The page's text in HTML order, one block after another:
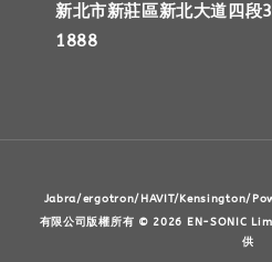
新北市新莊區新北大道四
1888
Jabra/ergotron/HAVIT/Kensington/
有限公司版權所有 © 2026 EN-SONIC
供